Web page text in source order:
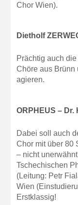
Chor Wien).
Dietholf
Prächtig auch
Chöre aus Brünn
agieren.
ORPHEUS –
Dabei soll auch
Chor mit über 80
– nicht
Tschechischen
(Leitung: Petr
Wien
Erstklassig!